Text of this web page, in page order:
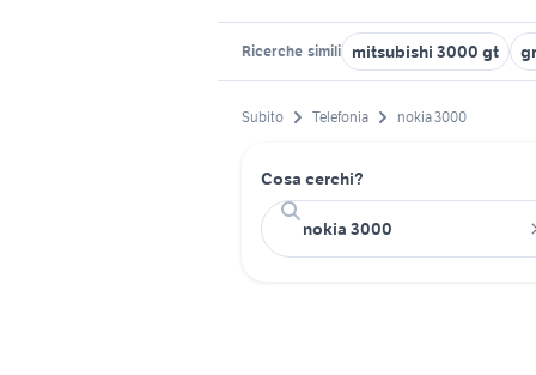
Ricerche simili mitsubishi 3000 gt
Subito Telefonia nokia 3000
Cosa cerchi?